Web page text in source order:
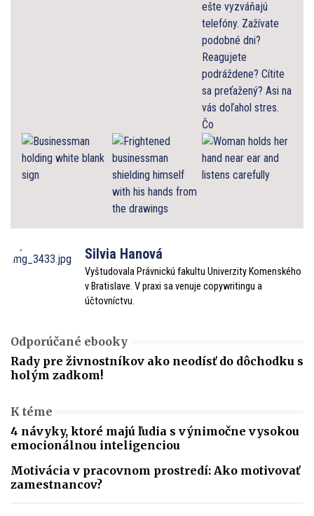
Silvia Hanová
Vyštudovala Právnickú fakultu Univerzity Komenského
v Bratislave. V praxi sa venuje copywritingu a
účtovníctvu.
Odporúčané ebooky
Rady pre živnostníkov ako neodísť do dôchodku s
holým zadkom!
K téme
4 návyky, ktoré majú ľudia s výnimočne vysokou
emocionálnou inteligenciou
Motivácia v pracovnom prostredí: Ako motivovať
zamestnancov?